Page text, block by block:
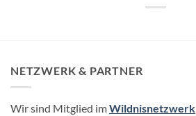
NETZWERK & PARTNER
Wir sind Mitglied imWildnisnetzwerk